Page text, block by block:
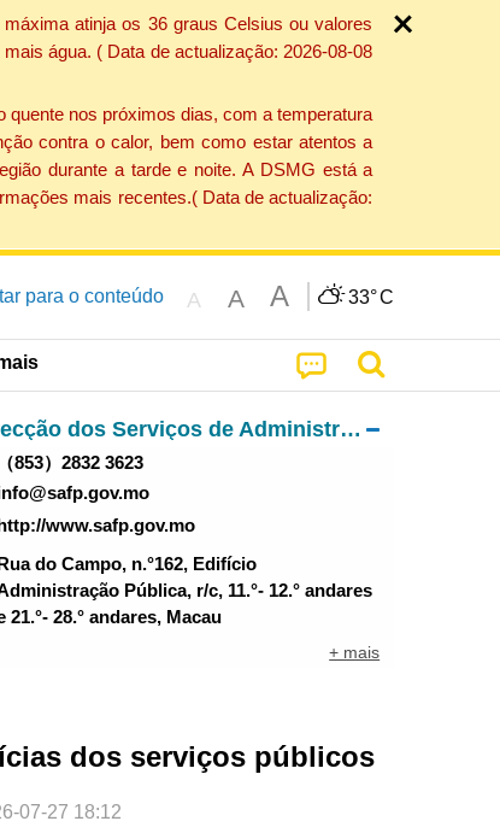
atinja os 36 graus Celsius ou valores
água. ( Data de actualização: 2026-08-08
quente nos próximos dias, com a temperatura
contra o calor, bem como estar atentos a
durante a tarde e noite. A DSMG está a
mais recentes.( Data de actualização:
para o conteúdo A A A 33°C
Direcção dos Serviços de Administração e Função Pública
（853）2832 3623
www.safp.gov.mo
do Campo, n.°162, Edifício
Pública, r/c, 11.°- 12.° andares
21.°- 28.° andares, Macau
+ mais
dos serviços públicos
07-27 18:12